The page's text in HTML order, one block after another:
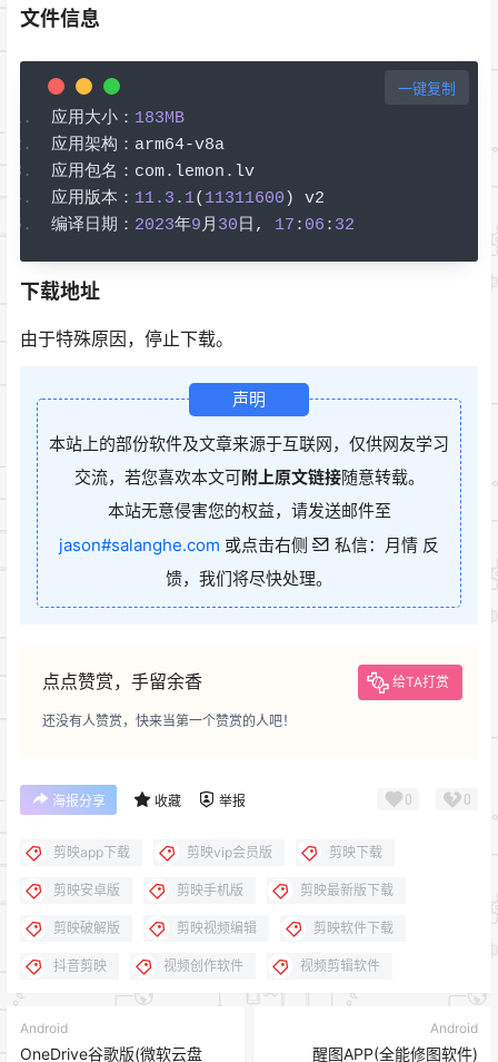
文件信息
应用大小： 183MB
应用架构： arm64-v8a
应用包名： com. lemon . lv
应用版本： 11.3 . 1( 11311600 ) v2
编译日期： 2023年9月 30 日, 17 : 06 : 32
一键复制
下载地址
由于特殊原因，停止下载。
声明
本站上的部份软件及文章来源于互联网，仅供网友学习
交流，若您喜欢本文可附上原文链接随意转载。
本站无意侵害您的权益，请发送邮件至
jason#salanghe.com 或点击右侧
私信：月情 反
馈，我们将尽快处理。
点点赞赏，手留余香 给TA打赏
还没有人赞赏，快来当第一个赞赏的人吧！
海报分享 收藏 举报 0 0
剪映app下载 剪映vip会员版 剪映下载
剪映安卓版 剪映手机版 剪映最新版下载
剪映破解版 剪映视频编辑 剪映软件下载
抖音剪映 视频创作软件 视频剪辑软件
Android
OneDrive谷歌版(微软云盘
Android
醒图APP(全能修图软件)